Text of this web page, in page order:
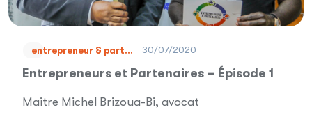
entrepreneur & part... 30/07/2020
Entrepreneurs et Partenaires – Épisode 1
Maitre Michel Brizoua-Bi, avocat